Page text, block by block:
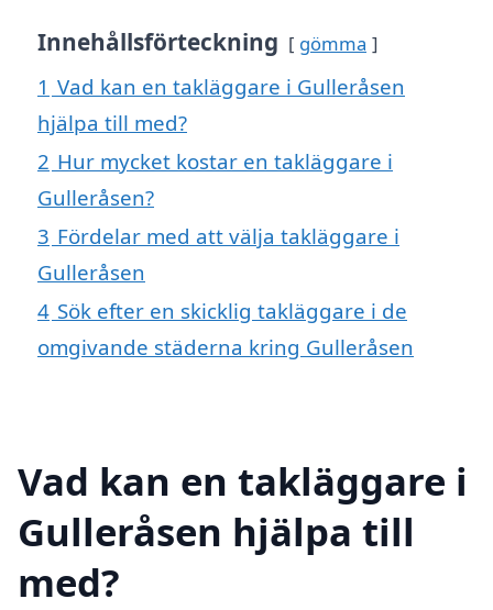
Innehållsförteckning gömma
1 Vad kan en takläggare i Gulleråsen
hjälpa till med?
2 Hur mycket kostar en takläggare i
Gulleråsen?
3 Fördelar med att välja takläggare i
Gulleråsen
4 Sök efter en skicklig takläggare i de
omgivande städerna kring Gulleråsen
Vad kan en takläggare i
Gulleråsen hjälpa till
med?